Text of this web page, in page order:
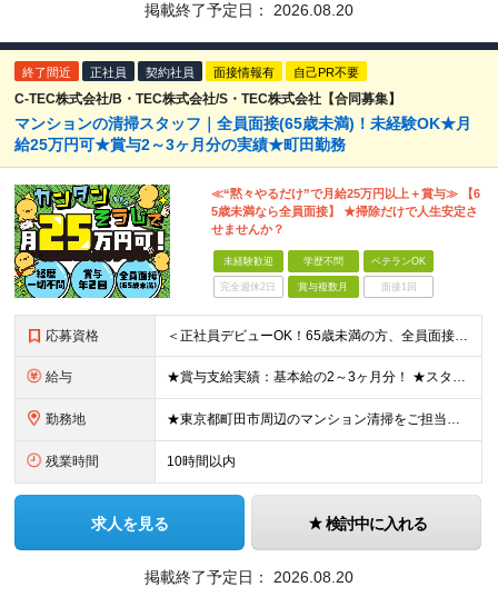
掲載終了予定日： 2026.08.20
終了間近 正社員 契約社員 面接情報有 自己PR不要
C-TEC株式会社/B・TEC株式会社/S・TEC株式会社【合同募集】
マンションの清掃スタッフ｜全員面接(65歳未満)！未経験OK★月
給25万円可★賞与2～3ヶ月分の実績★町田勤務
≪“黙々やるだけ”で月給25万円以上＋賞与≫ 【6
5歳未満なら全員面接】 ★掃除だけで人生安定さ
せませんか？
未経験歓迎 学歴不問 ベテランOK
完全週休2日 賞与複数月 面接1回
応募資格 ＜正社員デビューOK！65歳未満の方、全員面接＞ ◆学歴・経歴不問 ◆転職回数が多くてもOK ◆未経験／第二新卒OK ◆ブランクありOK ◆65歳未満の方（※定年年齢を上限として募集するため） ★黙
給与 ★賞与支給実績：基本給の2～3ヶ月分！ ★スタッフ管理（シフト調整など）の経験があれば【月給28万円以上】 ＝＝ライフスタイルに合わせて働き方を選べます＝＝ ■正社員 ＜未経験者＞月給25万円～35
勤務地 ★東京都町田市周辺のマンション清掃をご担当いただきます！ 【B・TEC株式会社／町田事業部】 東京都町田市南町田3-32-50 ※雇用先はB・TEC株式会社です ※(変更の範囲)上記を除く当社関連
残業時間 10時間以内
求人を見る 検討中に入れる
掲載終了予定日： 2026.08.20